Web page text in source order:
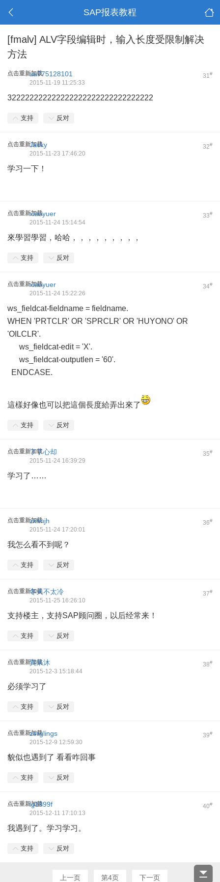
SAP报表教程
[fmalv] ALV字段编辑时，输入长度受限制解决
方法
点击重新加载 31#
aa775128101
2015-11-19 11:25:33
322222222222222222222222222222222
支持 反对
点击重新加载 32#
Jacky
2015-11-23 17:46:20
学习一下！
点击重新加载 33#
xiaoyuer
2015-11-24 15:14:54
來學習學習，哈哈，，，，，，，，，
支持 反对
点击重新加载 34#
xiaoyuer
2015-11-24 15:22:26
ws_fieldcat-fieldname = fieldname.
WHEN 'PRTCLR' OR 'SPRCLR' OR 'HUYONO' OR
'OILCLR'.
ws_fieldcat-edit = 'X'.
ws_fieldcat-outputlen = '60'.
ENDCASE.
這樣好像也可以把這個長度給弄出來了
支持 反对
点击重新加载 35#
了了心却
2015-11-24 16:39:29
学习了……
点击重新加载 36#
zxhnjh
2015-11-24 17:20:01
我怎么看不到呢？
支持 反对
点击重新加载 37#
冬天不太冷
2015-11-25 16:26:10
支持楼主，支持SAP顾问圈，以后经常来！
支持 反对
点击重新加载 38#
巽呆沐
2015-12-3 15:18:44
必须学习了
支持 反对
点击重新加载 39#
zerglings
2015-12-9 12:59:30
貌似也遇到了 看看咋回事
支持 反对
点击重新加载 40#
lg1999f
2015-12-11 17:10:13
我遇到了。学习学习。
支持 反对
上一页 第4页 下一页